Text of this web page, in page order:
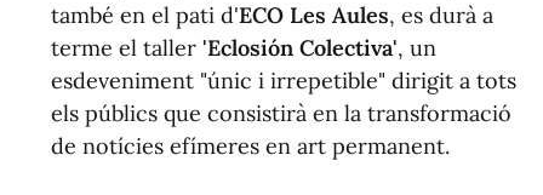
també en el pati d'ECO Les Aules, es durà a
terme el taller 'Eclosión Colectiva', un
esdeveniment "únic i irrepetible" dirigit a tots
els públics que consistirà en la transformació
de notícies efímeres en art permanent.